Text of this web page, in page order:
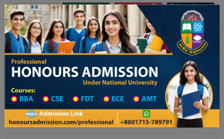
Toggle navigation অনার্স ভর্তি প্রফেশনাল অনার্স
Updates
২৬ শিক্ষাবর্ষের ১ম বর্ষের ভর্তি আবেদন বিজ্ঞপ্তি ঢাকা বিশ্ববিদ্যালয় ২০২৫-২৬ শিক্ষাবর্ষে
Technical Institute in Rajshahi
Technical Institute List
Technical Institute Information